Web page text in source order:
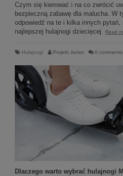
Czym się kierować i na co zwrócić
bezpieczną zabawę dla malucha. W
odpowiedź na te i kilka innych pytań,
najlepszej hulajnogi dziecięcej.
Read
Hulajnogi Projekt Junior 0 comments
Dlaczego warto wybrać hulajnogi